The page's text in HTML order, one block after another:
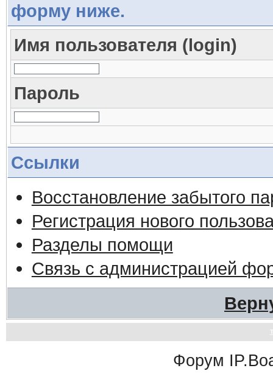
форму ниже.
Имя пользователя (login)
Пароль
Ссылки
Восстановление забытого
Регистрация нового
Разделы помощи
Связь с администрацией
Форум